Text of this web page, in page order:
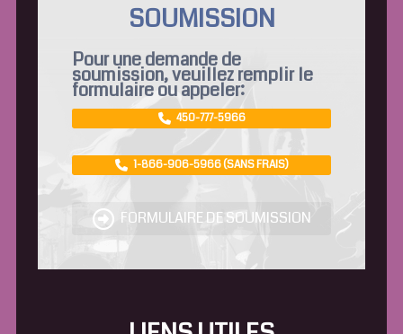
SOUMISSION
Pour une demande de
soumission, veuillez remplir le
formulaire ou appeler:
450-777-5966
1-866-906-5966 (SANS FRAIS)
FORMULAIRE DE SOUMISSION